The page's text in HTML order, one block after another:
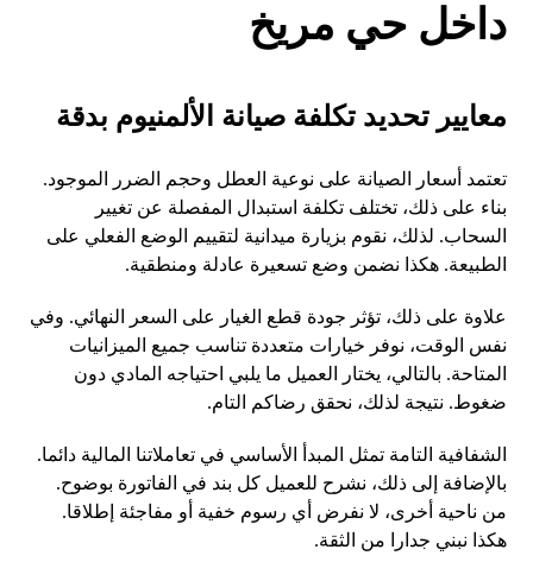
داخل حي مريخ
معايير تحديد تكلفة صيانة الألمنيوم بدقة
تعتمد أسعار الصيانة على نوعية العطل وحجم الضرر الموجود.
بناء على ذلك، تختلف تكلفة استبدال المفصلة عن تغيير
السحاب. لذلك، نقوم بزيارة ميدانية لتقييم الوضع الفعلي على
الطبيعة. هكذا نضمن وضع تسعيرة عادلة ومنطقية.
علاوة على ذلك، تؤثر جودة قطع الغيار على السعر النهائي. وفي
نفس الوقت، نوفر خيارات متعددة تناسب جميع الميزانيات
المتاحة. بالتالي، يختار العميل ما يلبي احتياجه المادي دون
ضغوط. نتيجة لذلك، نحقق رضاكم التام.
الشفافية التامة تمثل المبدأ الأساسي في تعاملاتنا المالية دائما.
بالإضافة إلى ذلك، نشرح للعميل كل بند في الفاتورة بوضوح.
من ناحية أخرى، لا نفرض أي رسوم خفية أو مفاجئة إطلاقا.
هكذا نبني جدارا من الثقة.